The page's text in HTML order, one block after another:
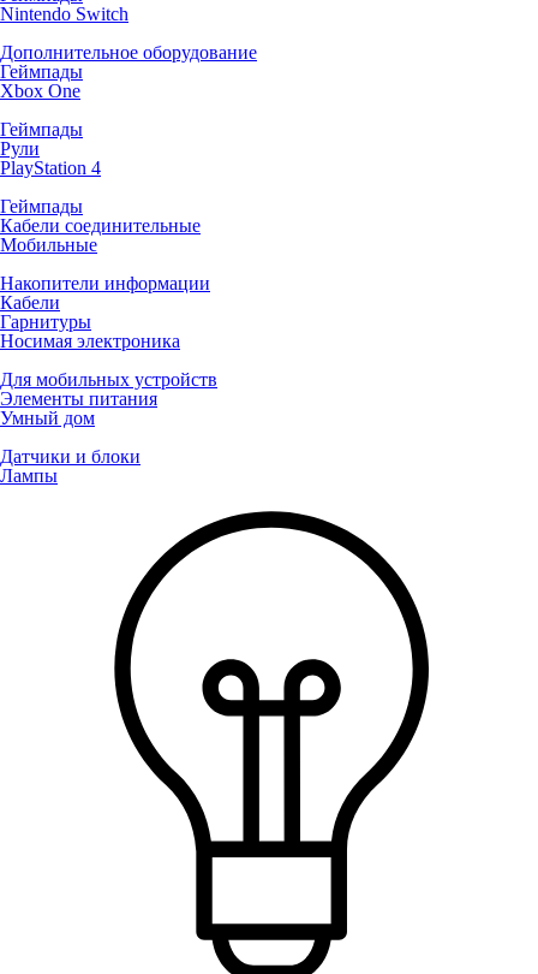
Nintendo Switch
Дополнительное оборудование
Геймпады
Xbox One
Геймпады
Рули
PlayStation 4
Геймпады
Кабели соединительные
Мобильные
Накопители информации
Кабели
Гарнитуры
Носимая электроника
Для мобильных устройств
Элементы питания
Умный дом
Датчики и блоки
Лампы